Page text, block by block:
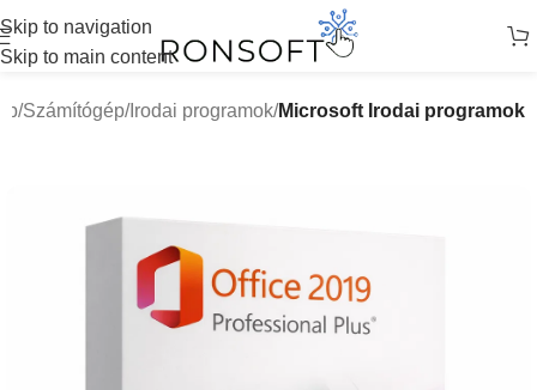
Skip to navigation
Skip to main content
Számítógép Irodai programok Microsoft Irodai programok